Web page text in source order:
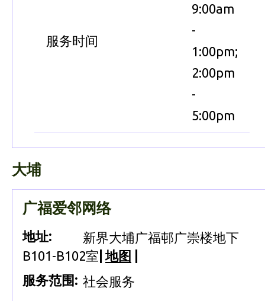
服务时间
9:00am
-
1:00pm;
2:00pm
-
5:00pm
大埔
广福爱邻网络
地址:
新界大埔广福邨广崇楼地下
B101-B102室 地图
服务范围: 社会服务